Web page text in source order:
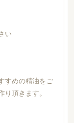
い
すめの精油をご
頂きます。